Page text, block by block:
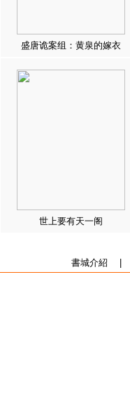
盛唐诡案组：黄泉的嫁衣
世上要有天一阁
書城介紹